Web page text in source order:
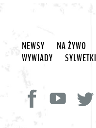
NEWSY NA ŻYWO
WYWIADY
SYLWETKI